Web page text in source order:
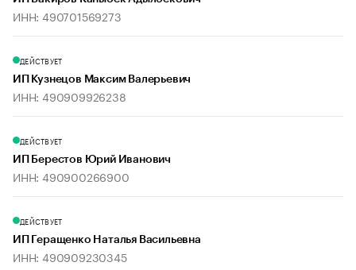
ИНН: 490701569273
ДЕЙСТВУЕТ
ИП Кузнецов Максим Валерьевич
ИНН: 490909926238
ДЕЙСТВУЕТ
ИП Берестов Юрий Иванович
ИНН: 490900266900
ДЕЙСТВУЕТ
ИП Геращенко Наталья Васильевна
ИНН: 490909230345